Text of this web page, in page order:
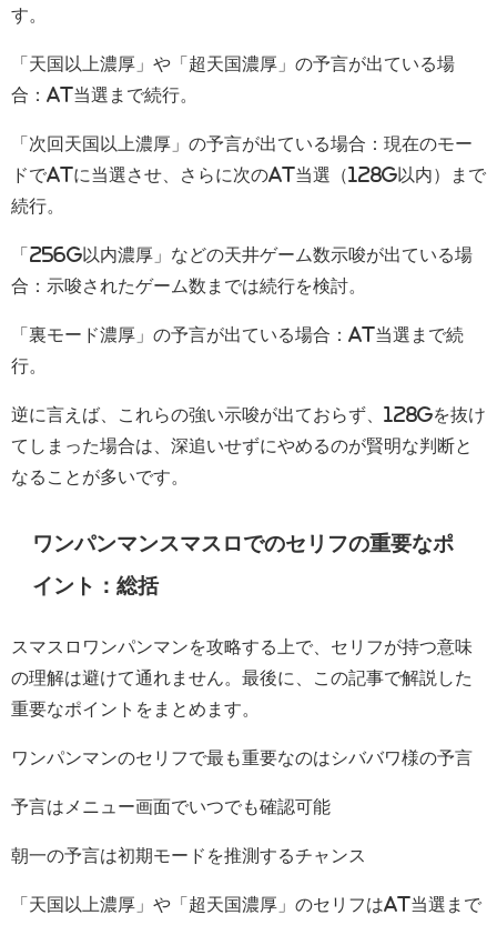
す。
「天国以上濃厚」や「超天国濃厚」の予言が出ている場
合：AT当選まで続行。
「次回天国以上濃厚」の予言が出ている場合：現在のモー
ドでATに当選させ、さらに次のAT当選（128G以内）まで
続行。
「256G以内濃厚」などの天井ゲーム数示唆が出ている場
合：示唆されたゲーム数までは続行を検討。
「裏モード濃厚」の予言が出ている場合：AT当選まで続
行。
逆に言えば、これらの強い示唆が出ておらず、128Gを抜け
てしまった場合は、深追いせずにやめるのが賢明な判断と
なることが多いです。
ワンパンマンスマスロでのセリフの重要なポ
イント：総括
スマスロワンパンマンを攻略する上で、セリフが持つ意味
の理解は避けて通れません。最後に、この記事で解説した
重要なポイントをまとめます。
ワンパンマンのセリフで最も重要なのはシババワ様の予言
予言はメニュー画面でいつでも確認可能
朝一の予言は初期モードを推測するチャンス
「天国以上濃厚」や「超天国濃厚」のセリフはAT当選まで